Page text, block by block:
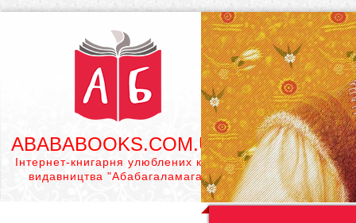
ABABABOOKS.COM.UA
Інтернет-книгарня улюблених книг
видавництва "Абабагаламага"